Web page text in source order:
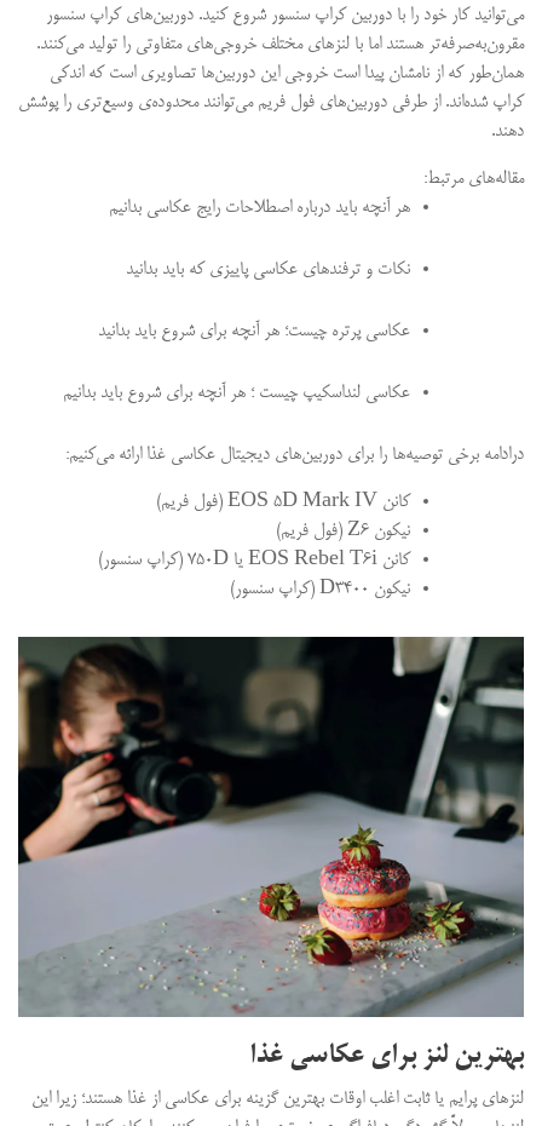
می‌توانید کار خود را با دوربین کراپ سنسور شروع کنید. دوربین‌های کراپ سنسور
مقرون‌به‌صرفه‌تر هستند اما با لنزهای مختلف خروجی‌های متفاوتی را تولید می‌کنند.
همان‌طور که از نامشان پیدا است خروجی این دوربین‌ها تصاویری است که اندکی
کراپ شده‌اند. از طرفی دوربین‌های فول فریم می‌توانند محدوده‌ی وسیع‌تری را پوشش
دهند.
مقاله‌های مرتبط:
هر آنچه باید درباره اصطلاحات رایج عکاسی بدانیم
نکات و ترفندهای عکاسی پاییزی که باید بدانید
عکاسی پرتره چیست؛ هر آنچه برای شروع باید بدانید
عکاسی لنداسکیپ چیست ؛ هر آنچه برای شروع باید بدانیم
درادامه برخی توصیه‌ها را برای دوربین‌های دیجیتال عکاسی غذا ارائه می‌کنیم:
کانن EOS 5D Mark IV (فول فریم)
نیکون Z6 (فول فریم)
کانن EOS Rebel T6i یا 750D (کراپ سنسور)
نیکون D3400 (کراپ سنسور)
بهترین لنز برای عکاسی غذا
لنزهای پرایم یا ثابت اغلب اوقات بهترین گزینه برای عکاسی از غذا هستند؛ زیرا این